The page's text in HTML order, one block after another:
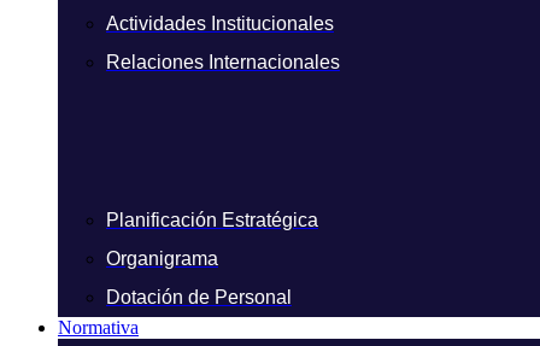
Actividades Institucionales
Relaciones Internacionales
Planificación Estratégica
Organigrama
Dotación de Personal
Normativa